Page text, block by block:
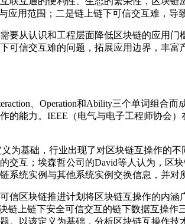
应用范围；二是链上链下可信交互难，导
要从认识和工程层面降低区块链的应用
可信交互难的问题，拓展应用边界，丰
、Operation和Ability三个单词组
的能力。IEEE（电气与电子工程师协会
为基础，行业出现了对区块链互操作的
交互；埃森哲公司的David等人认为，
系统实例与其他系统实例交换信息，并对
信区块链推进计划将区块链互操作的内
链上链下安全可信交互的链下数据互操
。以该定义为基础，分析区块链互操作